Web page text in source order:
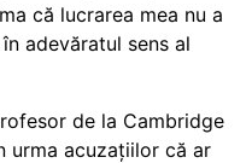
că lucrarea mea nu a
adevăratul sens al
de la Cambridge
urma acuzațiilor că ar